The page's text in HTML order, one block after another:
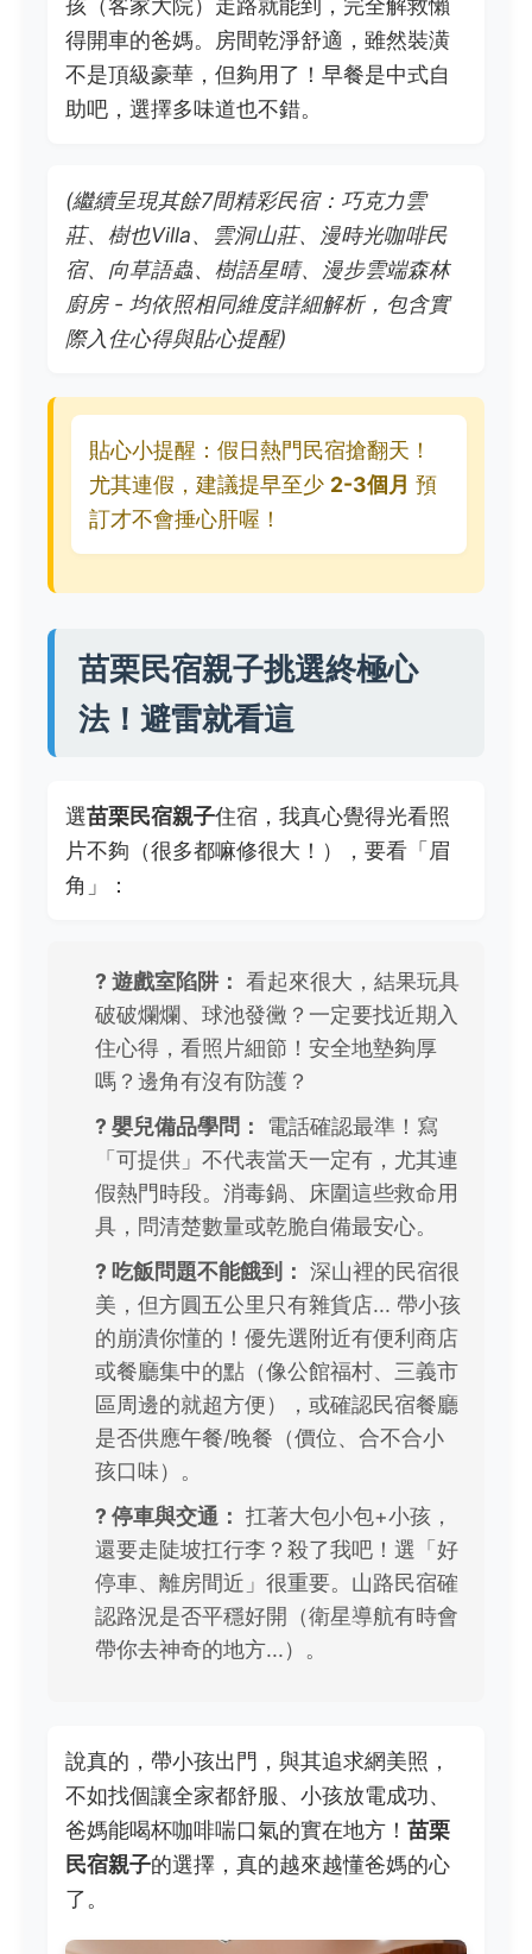
孩（客家大院）走路就能到，完全解救懶
得開車的爸媽。房間乾淨舒適，雖然裝潢
不是頂級豪華，但夠用了！早餐是中式自
助吧，選擇多味道也不錯。
(繼續呈現其餘7間精彩民宿：巧克力雲
莊、樹也Villa、雲洞山莊、漫時光咖啡民
宿、向草語蟲、樹語星晴、漫步雲端森林
廚房 - 均依照相同維度詳細解析，包含實
際入住心得與貼心提醒)
貼心小提醒：假日熱門民宿搶翻天！
尤其連假，建議提早至少 2-3個月 預
訂才不會捶心肝喔！
苗栗民宿親子挑選終極心
法！避雷就看這
選苗栗民宿親子住宿，我真心覺得光看照
片不夠（很多都嘛修很大！），要看「眉
角」：
? 遊戲室陷阱： 看起來很大，結果玩具
破破爛爛、球池發黴？一定要找近期入
住心得，看照片細節！安全地墊夠厚
嗎？邊角有沒有防護？
?️ 嬰兒備品學問：
電話確認最準！寫
「可提供」不代表當天一定有，尤其連
假熱門時段。消毒鍋、床圍這些救命用
具，問清楚數量或乾脆自備最安心。
?️ 吃飯問題不能餓到： 深山裡的民宿很
美，但方圓五公里只有雜貨店... 帶小孩
的崩潰你懂的！優先選附近有便利商店
或餐廳集中的點（像公館福村、三義市
區周邊的就超方便），或確認民宿餐廳
是否供應午餐/晚餐（價位、合不合小
孩口味）。
? 停車與交通： 扛著大包小包+小孩，
還要走陡坡扛行李？殺了我吧！選「好
停車、離房間近」很重要。山路民宿確
認路況是否平穩好開（衛星導航有時會
帶你去神奇的地方...）。
說真的，帶小孩出門，與其追求網美照，
不如找個讓全家都舒服、小孩放電成功、
爸媽能喝杯咖啡喘口氣的實在地方！ 苗栗
民宿親子的選擇，真的越來越懂爸媽的心
了。